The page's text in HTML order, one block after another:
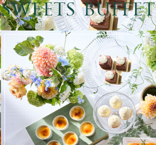
sweets buffet